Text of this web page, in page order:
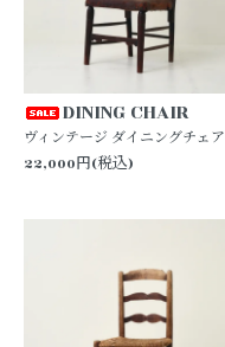
DINING CHAIR
ヴィンテージ ダイニングチェア
22,000円(税込)